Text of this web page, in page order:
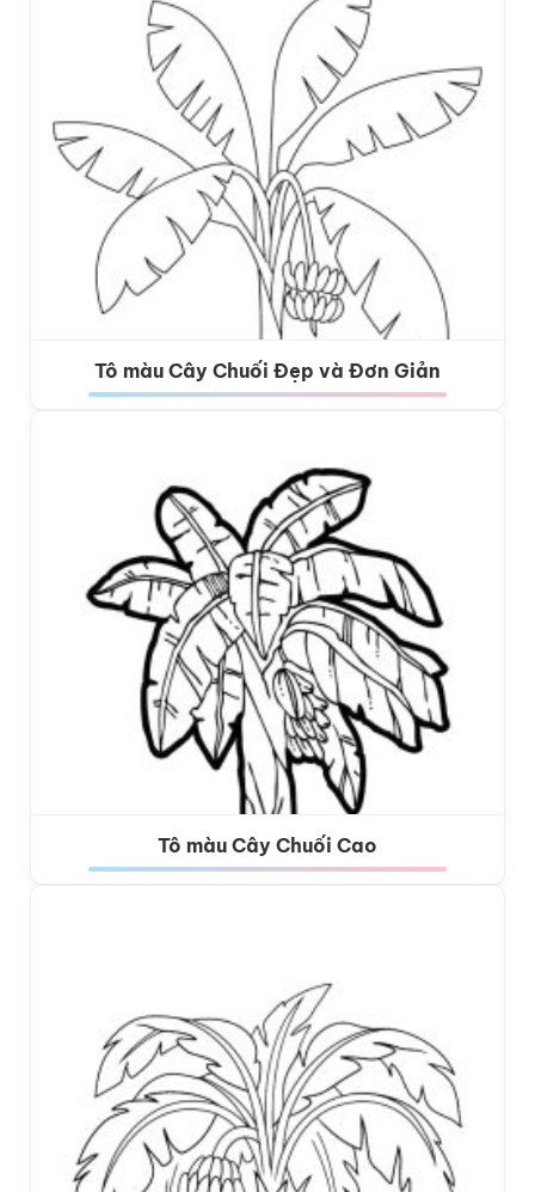
Tô màu Cây Chuối Đẹp và Đơn Giản
Tô màu Cây Chuối Cao